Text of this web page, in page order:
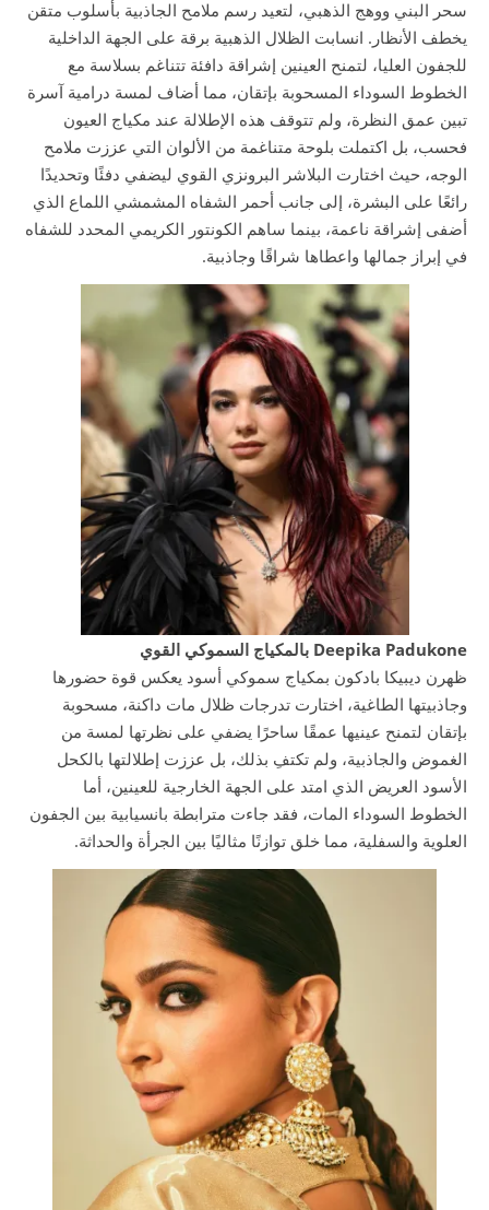
سحر البني ووهج الذهبي، لتعيد رسم ملامح الجاذبية بأسلوب متقن
يخطف الأنظار. انسابت الظلال الذهبية برقة على الجهة الداخلية
للجفون العليا، لتمنح العينين إشراقة دافئة تتناغم بسلاسة مع
الخطوط السوداء المسحوبة بإتقان، مما أضاف لمسة درامية آسرة
تبين عمق النظرة، ولم تتوقف هذه الإطلالة عند مكياج العيون
فحسب، بل اكتملت بلوحة متناغمة من الألوان التي عززت ملامح
الوجه، حيث اختارت البلاشر البرونزي القوي ليضفي دفئًا وتحديدًا
رائعًا على البشرة، إلى جانب أحمر الشفاه المشمشي اللماع الذي
أضفى إشراقة ناعمة، بينما ساهم الكونتور الكريمي المحدد للشفاه
في إبراز جمالها واعطاها شراقًا وجاذبية.
Deepika Padukone بالمكياج السموكي القوي
ظهرن ديبيكا بادكون بمكياج سموكي أسود يعكس قوة حضورها
وجاذبيتها الطاغية، اختارت تدرجات ظلال مات داكنة، مسحوبة
بإتقان لتمنح عينيها عمقًا ساحرًا يضفي على نظرتها لمسة من
الغموض والجاذبية، ولم تكتفِ بذلك، بل عززت إطلالتها بالكحل
الأسود العريض الذي امتد على الجهة الخارجية للعينين، أما
الخطوط السوداء المات، فقد جاءت مترابطة بانسيابية بين الجفون
العلوية والسفلية، مما خلق توازنًا مثاليًا بين الجرأة والحداثة.